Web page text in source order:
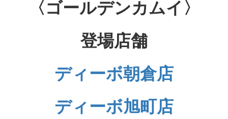
〈ゴールデンカムイ〉
登場店舗
ディーボ朝倉店
ディーボ旭町店